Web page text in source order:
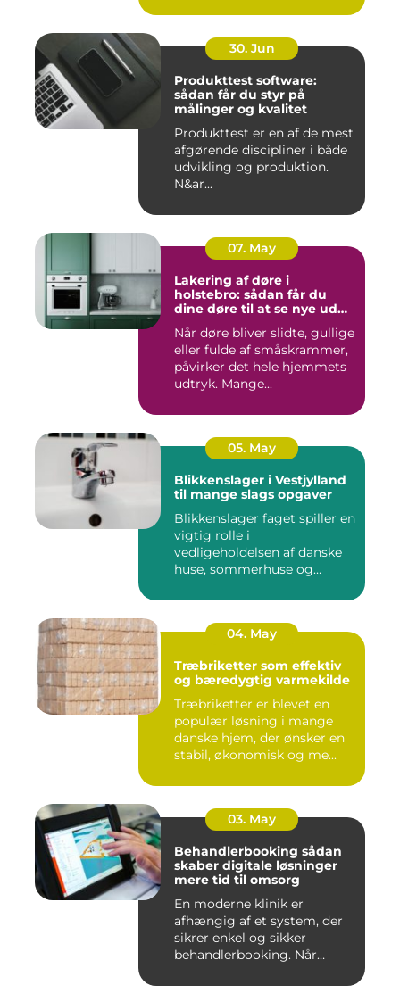
30. Jun
Produkttest software:
sådan får du styr på
målinger og kvalitet
Produkttest er en af de mest
afgørende discipliner i både
udvikling og produktion.
N&ar...
07. May
Lakering af døre i
holstebro: sådan får du
dine døre til at se nye ud
Når døre bliver slidte, gullige
eller fulde af småskrammer,
påvirker det hele hjemmets
udtryk. Mange...
05. May
Blikkenslager i Vestjylland
til mange slags opgaver
Blikkenslager faget spiller en
vigtig rolle i
vedligeholdelsen af danske
huse, sommerhuse og
04. May
Træbriketter som effektiv
og bæredygtig varmekilde
Træbriketter er blevet en
populær løsning i mange
danske hjem, der ønsker en
stabil, økonomisk og me...
03. May
Behandlerbooking sådan
skaber digitale løsninger
mere tid til omsorg
En moderne klinik er
afhængig af et system, der
sikrer enkel og sikker
behandlerbooking. Når